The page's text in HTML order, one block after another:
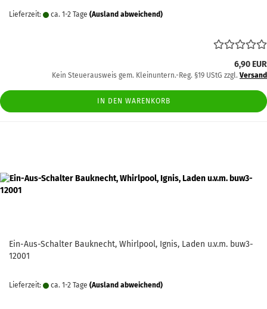
Lieferzeit: ca. 1-2 Tage (Ausland abweichend)
6,90 EUR
Kein Steuerausweis gem. Kleinuntern.-Reg. §19 UStG zzgl. Versand
IN DEN WARENKORB
Ein-Aus-Schalter Bauknecht, Whirlpool, Ignis, Laden u.v.m. buw3-
12001
Lieferzeit: ca. 1-2 Tage (Ausland abweichend)